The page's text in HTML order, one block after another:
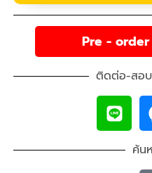
Pre - order
ติดต่อ-สอบ
ค้น